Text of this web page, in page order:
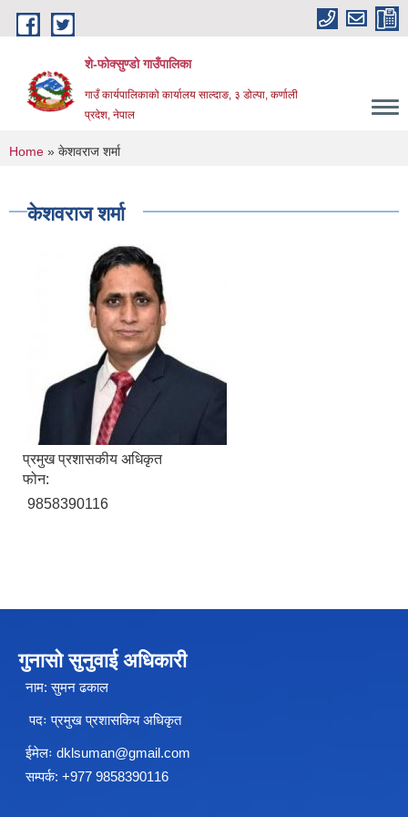
Skip to main content
शे-फोक्सुण्डो गाउँपालिका
गाउँ कार्यपालिकाको कार्यालय साल्दाङ, ३ डोल्पा, कर्णाली
प्रदेश, नेपाल
You are here
Home » केशवराज शर्मा
केशवराज शर्मा
प्रमुख प्रशासकीय अधिकृत
फोन:
9858390116
गुनासो सुनुवाई अधिकारी
नाम: सुमन ढकाल
पदः प्रमुख प्रशासकिय अधिकृत
ईमेलः dklsuman@gmail.com
सम्पर्क: +977 9858390116